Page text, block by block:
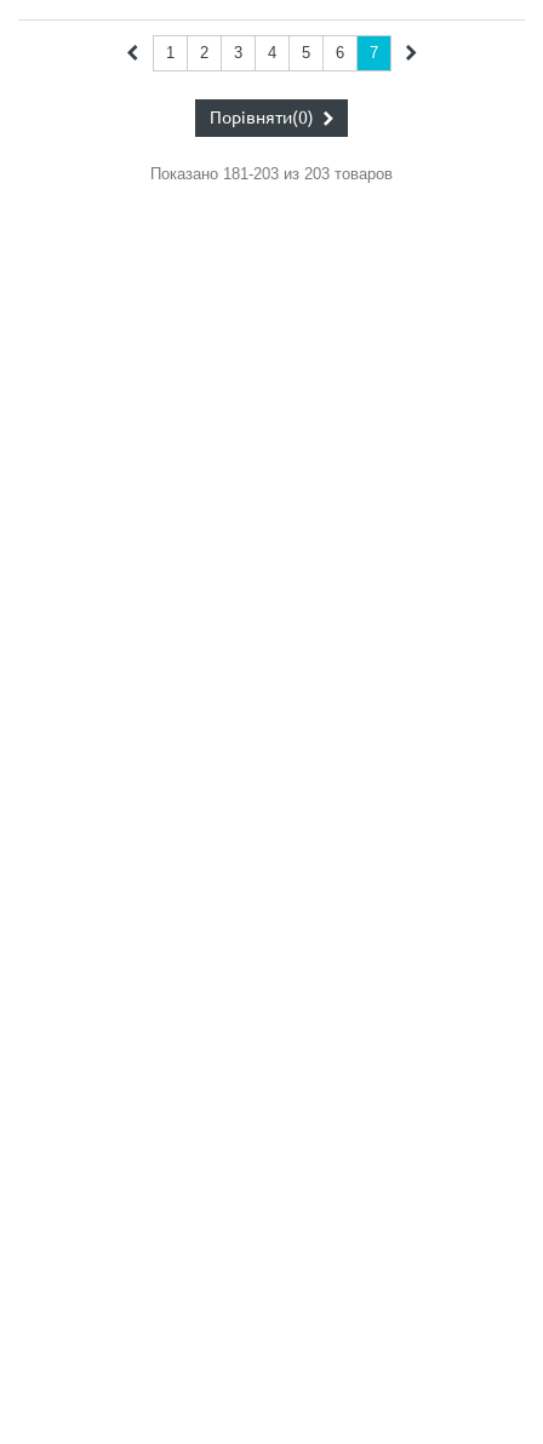
Показано 181-203 из 203 товаров
1 2 3 4 5 6 7
Порівняти(0)